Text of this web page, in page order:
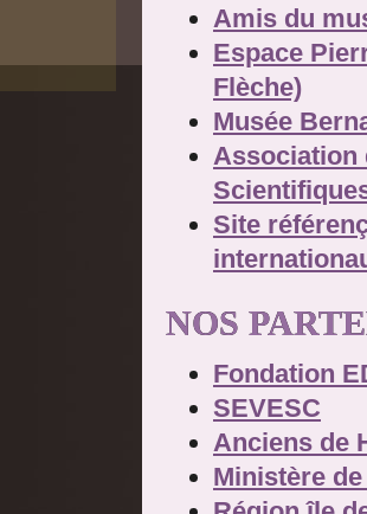
Amis du
Espace
Flèche)
Musée
Association
Site
NOS
Fondation
SEVESC
Anciens de
Ministère